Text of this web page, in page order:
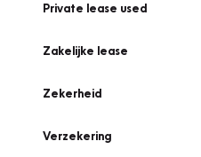
Private lease used
Zakelijke lease
Zekerheid
Verzekering